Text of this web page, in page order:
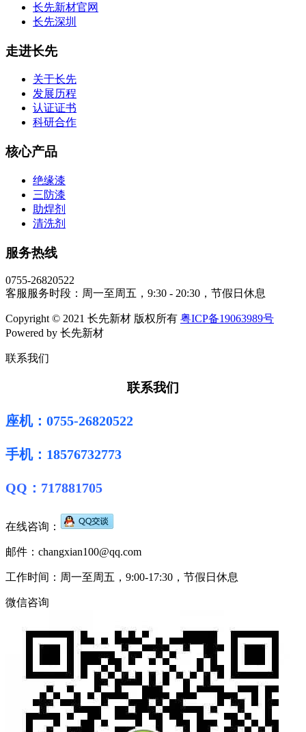
长先新材官网
长先深圳
走进长先
关于长先
发展历程
认证证书
科研合作
核心产品
绝缘漆
三防漆
助焊剂
清洗剂
服务热线
0755-26820522
客服服务时段：周一至周五，9:30 - 20:30，节假日休息
Copyright © 2021 长先新材 版权所有 粤ICP备19063989号
Powered by 长先新材
联系我们
联系我们
座机：0755-26820522
手机：18576732773
QQ：717881705
在线咨询：
邮件：changxian100@qq.com
工作时间：周一至周五，9:00-17:30，节假日休息
微信咨询